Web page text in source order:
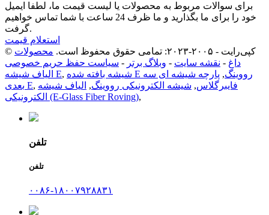
برای سوالات مربوط به محصولات یا لیست قیمت ما، لطفا ایمیل
خود را برای ما بگذارید و ما ظرف 24 ساعت با شما تماس خواهیم
گرفت.
استعلام قیمت
© کپی‌رایت - ۲۰۰۵-۲۰۲۳: تمامی حقوق محفوظ است.
محصولات
داغ - نقشه سایت - وبلاگ برتر - سیاست حفظ حریم خصوصی
الیاف شیشه E, شیشه بافته شده E رووینگ, پارچه شیشه ای سه
بعدی E, فایبرگلاس, شیشه الکترونیکی رووینگ, الیاف شیشه
الکترونیکی (E-Glass Fiber Roving),
تلفن
تلفن
۰۰۸۶-۱۸۰۰۷۹۲۸۸۳۱